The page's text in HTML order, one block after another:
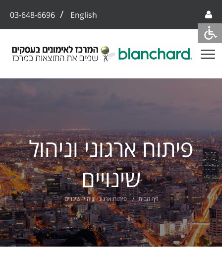
03-648-6696 / English
פיתוח ארגוני וניהול
שינויים
דף הבית פיתוח ארגוני וניהול שינויים